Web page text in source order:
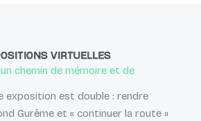
VIRTUELLES
chemin de mémoire et de
exposition est double : rendre
Gurême et « continuer la route »